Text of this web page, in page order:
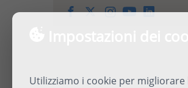
Utilizziamo i cookie per